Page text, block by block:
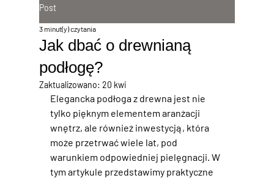
Post
Jak dbać o drewnianą
podłogę?
3 minut(y) czytania
Zaktualizowano: 20 kwi
Elegancka podłoga z drewna jest nie
tylko pięknym elementem aranżacji
wnętrz, ale również inwestycją, która
może przetrwać wiele lat, pod
warunkiem odpowiedniej pielęgnacji. W
tym artykule przedstawimy praktyczne